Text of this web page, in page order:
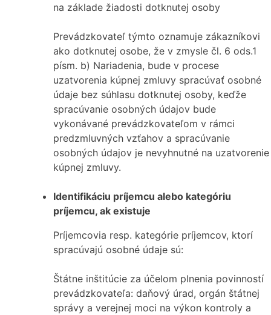
na základe žiadosti dotknutej osoby
Prevádzkovateľ týmto oznamuje zákazníkovi
ako dotknutej osobe, že v zmysle čl. 6 ods.1
písm. b) Nariadenia, bude v procese
uzatvorenia kúpnej zmluvy spracúvať osobné
údaje bez súhlasu dotknutej osoby, keďže
spracúvanie osobných údajov bude
vykonávané prevádzkovateľom v rámci
predzmluvných vzťahov a spracúvanie
osobných údajov je nevyhnutné na uzatvorenie
kúpnej zmluvy.
Identifikáciu príjemcu alebo kategóriu
príjemcu, ak existuje
Príjemcovia resp. kategórie príjemcov, ktorí
spracúvajú osobné údaje sú:
Štátne inštitúcie za účelom plnenia povinností
prevádzkovateľa: daňový úrad, orgán štátnej
správy a verejnej moci na výkon kontroly a